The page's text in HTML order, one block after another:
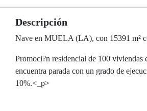
Descripción
Nave en MUELA (LA), con 15391 m²
Promoci?n residencial de 100 viviendas
encuentra parada con un grado de
10%.<_p>